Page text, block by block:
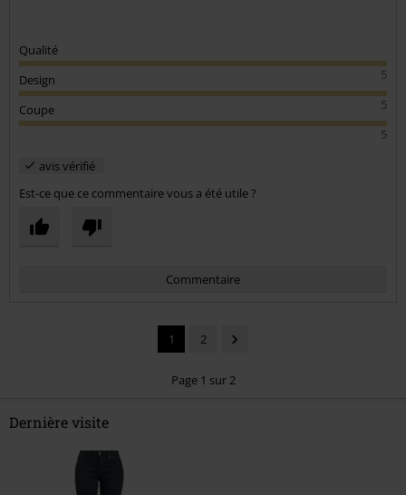
Qualité
5
Design
5
Coupe
5
avis vérifié
Est-ce que ce commentaire vous a été utile ?
Commentaire
Envoyer le commentaire
1 2
Page 1 sur 2
Dernière visite